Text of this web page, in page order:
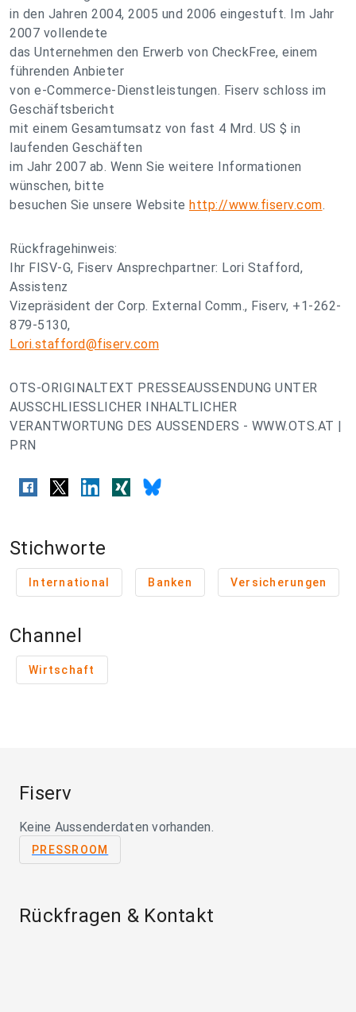
in den Jahren 2004, 2005 und 2006 eingestuft. Im Jahr
2007 vollendete
das Unternehmen den Erwerb von CheckFree, einem
führenden Anbieter
von e-Commerce-Dienstleistungen. Fiserv schloss im
Geschäftsbericht
mit einem Gesamtumsatz von fast 4 Mrd. US $ in
laufenden Geschäften
im Jahr 2007 ab. Wenn Sie weitere Informationen
wünschen, bitte
besuchen Sie unsere Website http://www.fiserv.com.
Rückfragehinweis:
Ihr FISV-G, Fiserv Ansprechpartner: Lori Stafford,
Assistenz
Vizepräsident der Corp. External Comm., Fiserv, +1-262-
879-5130,
Lori.stafford@fiserv.com
OTS-ORIGINALTEXT PRESSEAUSSENDUNG UNTER
AUSSCHLIESSLICHER INHALTLICHER
VERANTWORTUNG DES AUSSENDERS - WWW.OTS.AT |
PRN
Stichworte
International Banken Versicherungen
Channel
Wirtschaft
Fiserv
Keine Aussenderdaten vorhanden.
PRESSROOM
Rückfragen & Kontakt